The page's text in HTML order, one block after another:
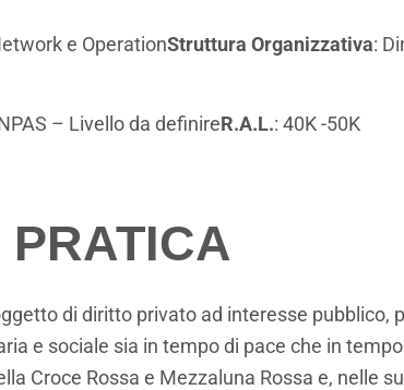
e OperationStruttura Organizzativa:
– Livello da definireR.A.L.: 40K -50K
di diritto privato ad interesse
e sociale sia in tempo di pace che in
Croce Rossa e Mezzaluna Rossa e, nelle